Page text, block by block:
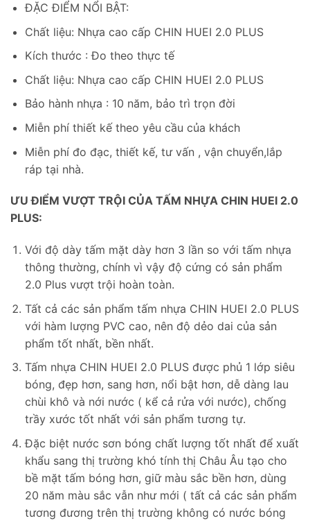
ĐẶC ĐIỂM NỔI BẬT:
Chất liệu: Nhựa cao cấp CHIN HUEI 2.0 PLUS
Kích thước : Đo theo thực tế
Chất liệu: Nhựa cao cấp CHIN HUEI 2.0 PLUS
Bảo hành nhựa : 10 năm, bảo trì trọn đời
Miễn phí thiết kế theo yêu cầu của khách
Miễn phí đo đạc, thiết kế, tư vấn , vận chuyển,lắp
ráp tại nhà.
ƯU ĐIỂM VƯỢT TRỘI CỦA TẤM NHỰA CHIN HUEI 2.0
PLUS:
Với độ dày tấm mặt dày hơn 3 lần so với tấm nhựa
thông thường, chính vì vậy độ cứng có sản phẩm
2.0 Plus vượt trội hoàn toàn.
Tất cả các sản phẩm tấm nhựa CHIN HUEI 2.0 PLUS
với hàm lượng PVC cao, nên độ dẻo dai của sản
phẩm tốt nhất, bền nhất.
Tấm nhựa CHIN HUEI 2.0 PLUS được phủ 1 lớp siêu
bóng, đẹp hơn, sang hơn, nổi bật hơn, dễ dàng lau
chùi khô và nới nước ( kể cả rửa với nước), chống
trầy xước tốt nhất với sản phẩm tương tự.
Đặc biệt nước sơn bóng chất lượng tốt nhất để xuất
khẩu sang thị trường khó tính thị Châu Âu tạo cho
bề mặt tấm bóng hơn, giữ màu sắc bền hơn, dùng
20 năm màu sắc vẫn như mới ( tất cả các sản phẩm
tương đương trên thị trường không có nước bóng